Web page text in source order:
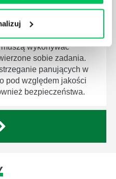
WEWNĘTRZNY
zatrudnione na
wykonywać
sobie zadania.
panujących w
pod względem jakości
bezpieczeństwa.